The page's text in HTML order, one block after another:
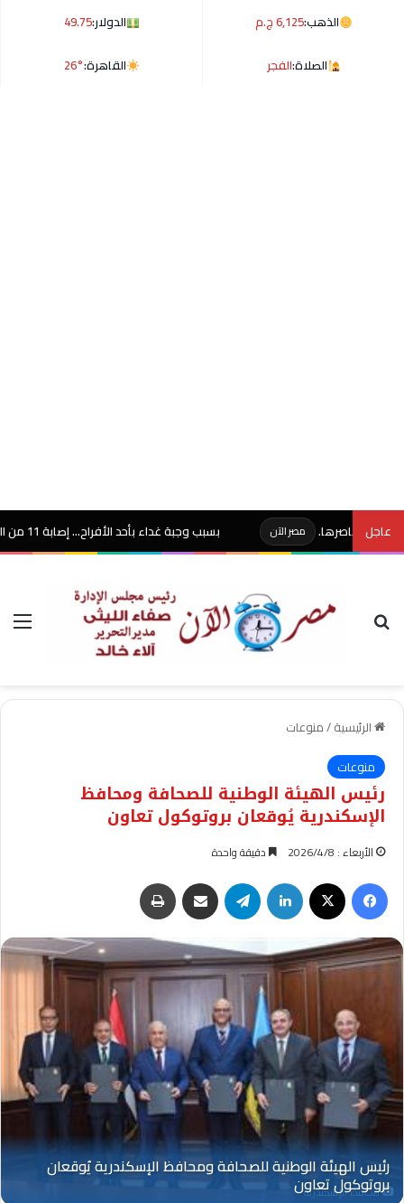
الذهب:6,125 ج.م الدولار:49.75
الصلاة:الفجر القاهرة:26°
عاجل مصر الآن بسبب وجبة غداء بأحد الأفراح… إصابة 11 من المعازيم بنزلة معوية حادة بكفر البطيخ في دمياط..
بحث عن
الرئيسية/منوعات
منوعات
رئيس الهيئة الوطنية للصحافة ومحافظ
الإسكندرية يُوقعان بروتوكول تعاون
الأربعاء : 2026/4/8 دقيقة واحدة
فيسبوك لينكدإن تيلقرام مشاركة عبر البريد
محافظ الإسكندرية